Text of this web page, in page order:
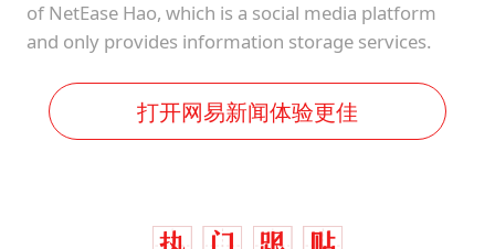
of NetEase Hao, which is a social media platform
and only provides information storage services.
打开网易新闻体验更佳